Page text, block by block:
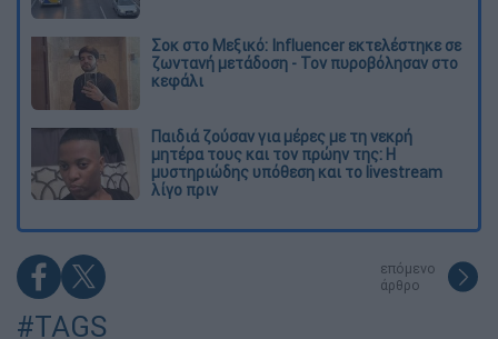
Σοκ στο Μεξικό: Influencer εκτελέστηκε σε
ζωντανή μετάδοση - Τον πυροβόλησαν στο
κεφάλι
Παιδιά ζούσαν για μέρες με τη νεκρή
μητέρα τους και τον πρώην της: Η
μυστηριώδης υπόθεση και το livestream
λίγο πριν
επόμενο
άρθρο
#TAGS